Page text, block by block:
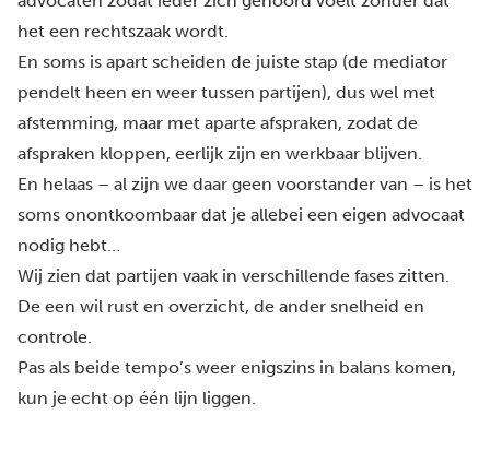
het een rechtszaak wordt.
En soms is apart scheiden de juiste stap (de mediator
pendelt heen en weer tussen partijen), dus wel met
afstemming, maar met aparte afspraken, zodat de
afspraken kloppen, eerlijk zijn en werkbaar blijven.
En helaas – al zijn we daar geen voorstander van – is het
soms onontkoombaar dat je allebei een eigen advocaat
nodig hebt…
Wij zien dat partijen vaak in verschillende fases zitten.
De een wil rust en overzicht, de ander snelheid en
controle.
Pas als beide tempo’s weer enigszins in balans komen,
kun je echt op één lijn liggen.